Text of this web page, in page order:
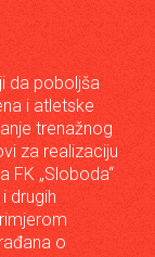
da poboljša
i atletske
trenažnog
za realizaciju
FK „Sloboda“
drugih
o